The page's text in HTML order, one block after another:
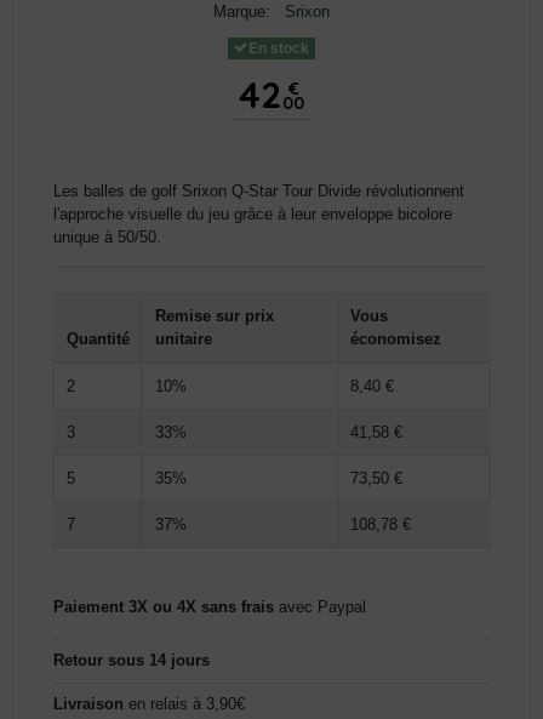
Marque: Srixon
En stock
42 €
00
Les balles de golf Srixon Q-Star Tour Divide révolutionnent
l'approche visuelle du jeu grâce à leur enveloppe bicolore
unique à 50/50.
Quantité
Remise sur prix
unitaire
Vous
économisez
2 10% 8,40 €
3 33% 41,58 €
5 35% 73,50 €
7 37% 108,78 €
Paiement 3X ou 4X sans frais avec Paypal
Retour sous 14 jours
Livraison en relais à 3,90€